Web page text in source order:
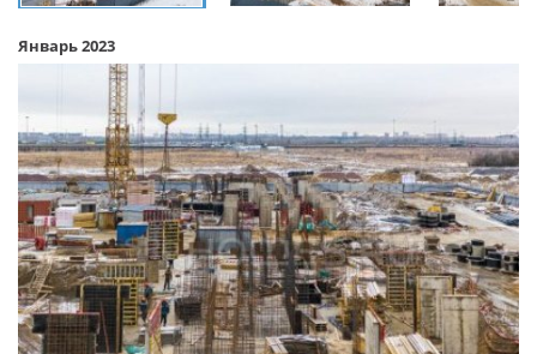
Январь 2023